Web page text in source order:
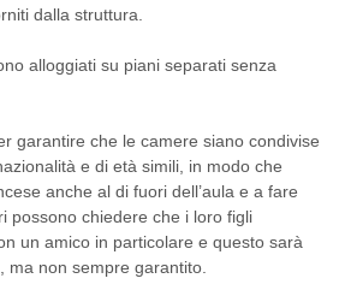
dalla struttura.
alloggiati su piani separati senza
garantire che le camere siano condivise
e di età simili, in modo che
anche al di fuori dell’aula e a fare
possono chiedere che i loro figli
un amico in particolare e questo sarà
ma non sempre garantito.